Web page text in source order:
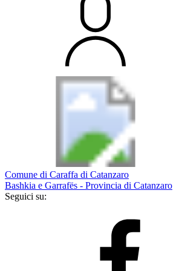
Comune di Caraffa di Catanzaro
Bashkia e Garrafës - Provincia di Catanzaro
Seguici su: